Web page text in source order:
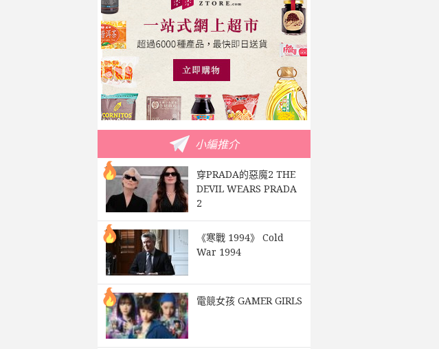
小編推介
穿PRADA的惡魔2 THE
DEVIL WEARS PRADA
2
《寒戰 1994》 Cold
War 1994
電競女孩 GAMER GIRLS